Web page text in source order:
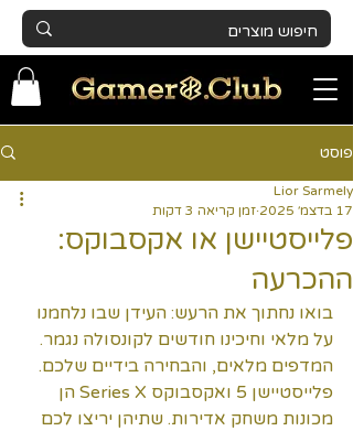
פוסט
פלייסטיישן או אקסבוקס:
ההכרעה
Lior Sarmely
17 בדצמ׳ 2025
זמן קריאה 3 דקות
בואו נחתוך את הרעש: העידן שבו נלחמנו
על מלאי וחיכינו חודשים לקונסולה נגמר.
המדפים מלאים, והבחירה בידיים שלכם.
פלייסטיישן 5 ואקסבוקס Series X הן
מכונות משחק אדירות. שתיהן יריצו לכם